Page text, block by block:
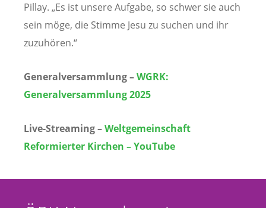
Pillay. „Es ist unsere Aufgabe, so schwer sie auch
sein möge, die Stimme Jesu zu suchen und ihr
zuzuhören.“
Generalversammlung –WGRK:
Generalversammlung 2025
Live-Streaming –Weltgemeinschaft
Reformierter Kirchen – YouTube